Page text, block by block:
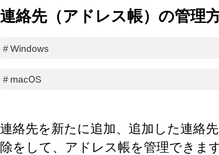
連絡先（アドレス帳）の管理
#Windows
#macOS
連絡先を新たに追加、追加した連絡
除をして、アドレス帳を管理できま